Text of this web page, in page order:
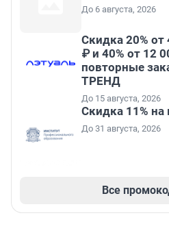
До 6 августа, 2026
Скидка 20% от
₽ и 40% от 12
повторные
ТРЕНД
До 15 августа, 2026
Скидка 11% на
До 31 августа, 2026
Все